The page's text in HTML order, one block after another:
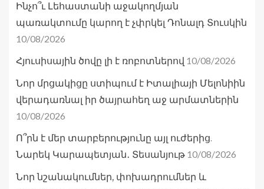
Ինչո՞ւ Լեհաստանի աջակողմյան
պառակտումը կարող է չփրկել Դոնալդ Տուսկին
10/08/2026
Հյուսիսային ծովը լի է ռոբոտներով 10/08/2026
Նոր մրցակիցը ստիպում է Իտալիայի Մելոնիին
վերադառնալ իր ծայրահեղ աջ արմատներին
10/08/2026
Ո՞րն է մեր տարբերությունը այլ ուժերից.
Նարեկ Կարապետյան․ Տեսանյութ 10/08/2026
Նոր նշանակումներ, փոխադրումներ և